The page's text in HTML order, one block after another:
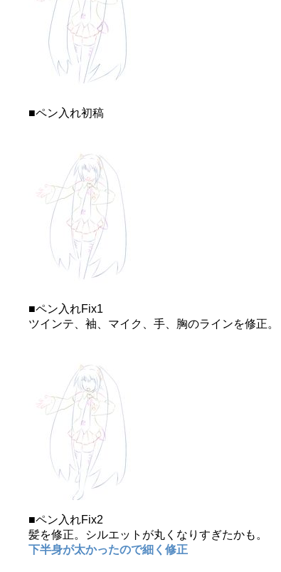
■ペン入れ初稿
■ペン入れFix1
ツインテ、袖、マイク、手、胸のラインを修正。
■ペン入れFix2
髪を修正。シルエットが丸くなりすぎたかも。
下半身が太かったので細く修正